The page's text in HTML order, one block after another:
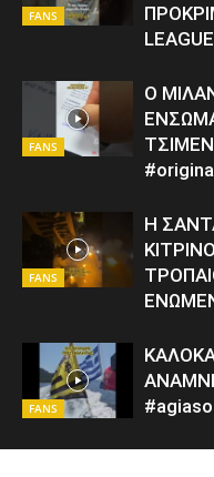
FANS
FANS
Ο
FANS
Η
FANS